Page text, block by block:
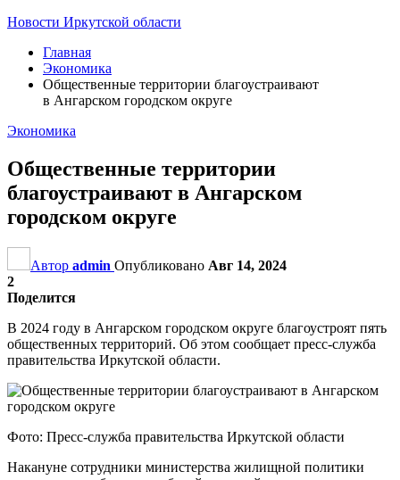
Новости Иркутской области
Главная
Экономика
Общественные территории благоустраивают
в Ангарском городском округе
Экономика
Общественные территории
благоустраивают в Ангарском
городском округе
Автор admin Опубликовано Авг 14, 2024
2
Поделится
В 2024 году в Ангарском городском округе благоустроят пять
общественных территорий. Об этом сообщает пресс-служба
правительства Иркутской области.
Фото: Пресс-служба правительства Иркутской области
Накануне сотрудники министерства жилищной политики